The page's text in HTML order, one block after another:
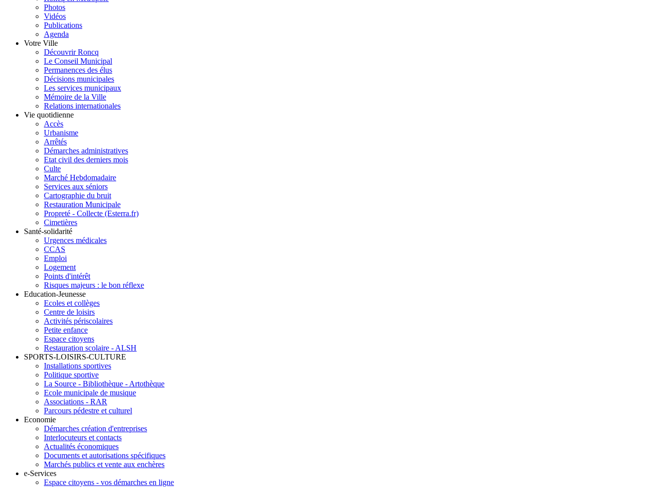
Photos
Vidéos
Publications
Agenda
Votre Ville
Découvrir Roncq
Le Conseil Municipal
Permanences des élus
Décisions municipales
Les services municipaux
Mémoire de la Ville
Relations internationales
Vie quotidienne
Accès
Urbanisme
Arrêtés
Démarches administratives
Etat civil des derniers mois
Culte
Marché Hebdomadaire
Services aux séniors
Cartographie du bruit
Restauration Municipale
Propreté - Collecte (Esterra.fr)
Cimetières
Santé-solidarité
Urgences médicales
CCAS
Emploi
Logement
Points d'intérêt
Risques majeurs : le bon réflexe
Education-Jeunesse
Ecoles et collèges
Centre de loisirs
Activités périscolaires
Petite enfance
Espace citoyens
Restauration scolaire - ALSH
SPORTS-LOISIRS-CULTURE
Installations sportives
Politique sportive
La Source - Bibliothèque - Artothèque
Ecole municipale de musique
Associations - RAR
Parcours pédestre et culturel
Economie
Démarches création d'entreprises
Interlocuteurs et contacts
Actualités économiques
Documents et autorisations spécifiques
Marchés publics et vente aux enchères
e-Services
Espace citoyens - vos démarches en ligne